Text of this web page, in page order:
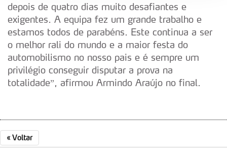
Adicionalmente partilhamos informação, relativa à sua
utilização do nosso site de publicidade e de análise, com
parceiros e organizações na UE e em países terceiros.
O ACP garantirá que as transferências internacionais de
dados pessoais serão realizadas apenas com o seu
consentimento e quando tal se afigure estritamente
Realçamos que o bloqueio de certo tipo de Cookies e
tecnologias similares pode ter impacto na sua
experiência de navegação no Website e nos serviços
depois de quatro dias muito desafiantes e
exigentes. A equipa fez um grande trabalho e
estamos todos de parabéns. Este continua a ser
o melhor rali do mundo e a maior festa do
automobilismo no nosso pais e é sempre um
privilégio conseguir disputar a prova na
totalidade”, afirmou Armindo Araújo no final.
« Voltar